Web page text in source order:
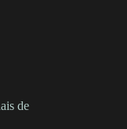
de